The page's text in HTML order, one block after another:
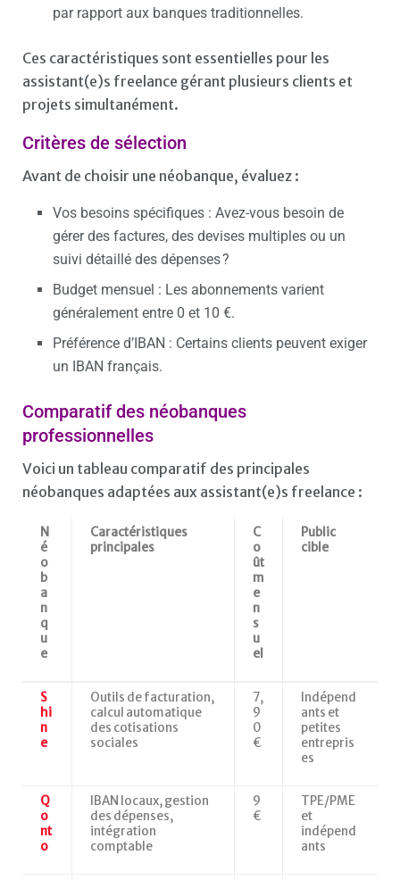
par rapport aux banques traditionnelles.​
Ces caractéristiques sont essentielles pour les
assistant(e)s freelance gérant plusieurs clients et
projets simultanément.
Critères de sélection
Avant de choisir une néobanque, évaluez :
Vos besoins spécifiques : Avez-vous besoin de
gérer des factures, des devises multiples ou un
suivi détaillé des dépenses ?
Budget mensuel : Les abonnements varient
généralement entre 0 et 10 €.
Préférence d’IBAN : Certains clients peuvent exiger
un IBAN français.
Comparatif des néobanques
professionnelles
Voici un tableau comparatif des principales
néobanques adaptées aux assistant(e)s freelance :​
N
é
o
b
a
n
q
u
e
Caractéristiques
principales
C
o
ût
m
e
n
s
u
el
Public
cible
S
hi
n
e
Outils de facturation,
calcul automatique
des cotisations
sociales
7,
9
0
€
Indépend
ants et
petites
entrepris
es
Q
o
nt
o
IBAN locaux, gestion
des dépenses,
intégration
comptable
9
€
TPE/PME
et
indépend
ants